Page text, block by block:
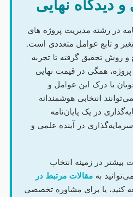
و دیدگاه نهایی
در رشته مدیریت پروژه های
و تابع عوامل متعددی است.
و روش تحقیق گرفته تا تجربه
همگی در قیمت نهایی
با درک این عوامل و
انتخابی هوشمندانه
در یک پایان‌نامه
سرمایه‌گذاری در آینده علمی و
در زمینه انتخاب
به مقالات مرتبط در
کنید، یا برای مشاوره تخصصی